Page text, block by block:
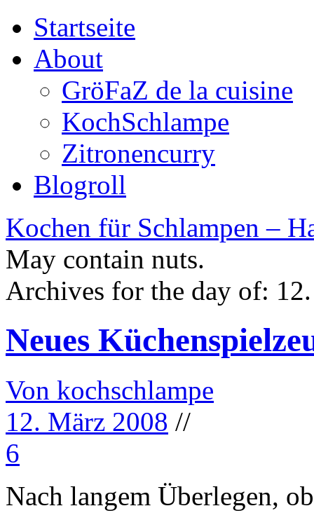
Startseite
About
GröFaZ de la cuisine
KochSchlampe
Zitronencurry
Blogroll
Kochen für Schlampen –
May contain nuts.
Archives for the day of:
Neues
Von kochschlampe
12. März 2008 //
6
Nach langem Überlegen,